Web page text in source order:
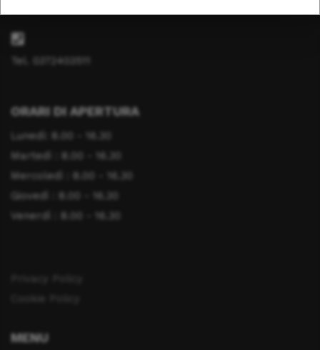
Tel. 0372403511
ORARI DI APERTURA
Lunedì: 8.00 - 16.30
Martedì : 8.00 - 16.30
Mercoledì : 8.00 - 16.30
Giovedì : 8.00 - 16.30
Venerdì : 8.00 - 16.30
MENU